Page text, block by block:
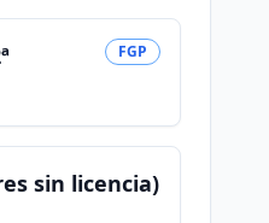
FGP
sin licencia)